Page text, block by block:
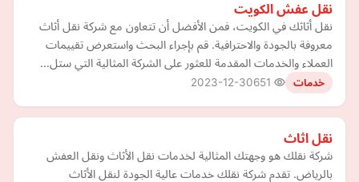
نقل عفش الكويت
نقل أثاثك في الكويت، فمن الأفضل أن تتعاون مع شركة نقل أثاث
معروفة بالجودة والاحترافية. قم بإجراء البحث واستعرض تقييمات
العملاء والخدمات المقدمة للعثور على الشركة المثالية التي ستل…
خدمات 2023-12-30
نقل اثاث
شركة نقلك هو وجهتك المثالية لخدمات نقل الأثاث ونقل العفش
بالرياض. تقدم شركة نقلك خدمات عالية الجودة لنقل الأثاث